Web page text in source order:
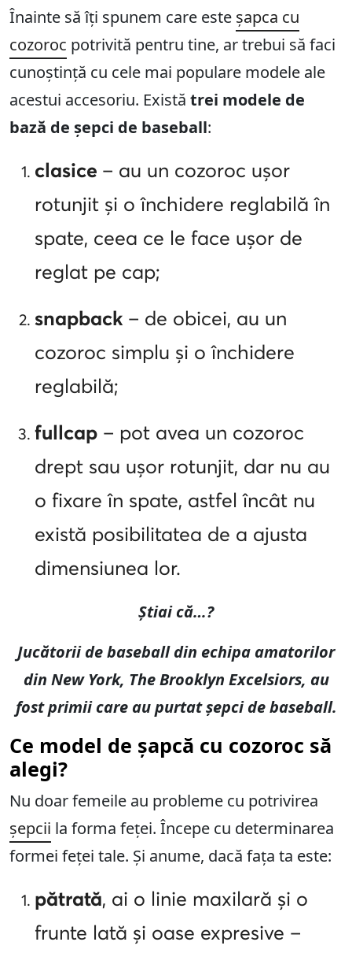
Înainte să îți spunem care este șapca cu
cozoroc potrivită pentru tine, ar trebui să faci
cunoștință cu cele mai populare modele ale
acestui accesoriu. Există trei modele de
bază de șepci de baseball:
clasice – au un cozoroc ușor
rotunjit și o închidere reglabilă în
spate, ceea ce le face ușor de
reglat pe cap;
snapback – de obicei, au un
cozoroc simplu și o închidere
reglabilă;
fullcap – pot avea un cozoroc
drept sau ușor rotunjit, dar nu au
o fixare în spate, astfel încât nu
există posibilitatea de a ajusta
dimensiunea lor.
Știai că…?
Jucătorii de baseball din echipa amatorilor
din New York, The Brooklyn Excelsiors, au
fost primii care au purtat șepci de baseball.
Ce model de șapcă cu cozoroc să
alegi?
Nu doar femeile au probleme cu potrivirea
șepcii la forma feței. Începe cu determinarea
formei feței tale. Și anume, dacă fața ta este:
pătrată, ai o linie maxilară și o
frunte lată și oase expresive –